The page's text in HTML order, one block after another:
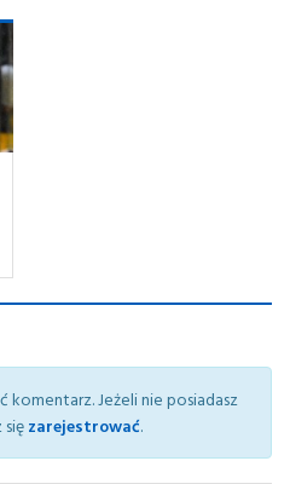
komentarz. Jeżeli nie posiadasz
zarejestrować.